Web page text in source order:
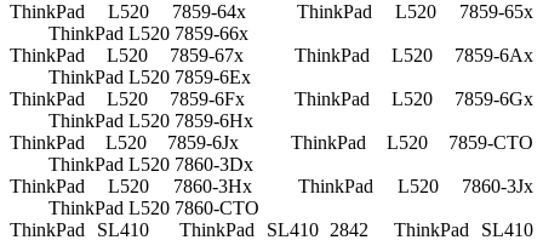
ThinkPad L520 7859-64x
ThinkPad L520 7859-65x
ThinkPad L520 7859-66x
ThinkPad L520 7859-67x
ThinkPad L520 7859-6Ax
ThinkPad L520 7859-6Ex
ThinkPad L520 7859-6Fx
ThinkPad L520 7859-6Gx
ThinkPad L520 7859-6Hx
ThinkPad L520 7859-6Jx
ThinkPad L520 7859-CTO
ThinkPad L520 7860-3Dx
ThinkPad L520 7860-3Hx
ThinkPad L520 7860-3Jx
ThinkPad L520 7860-CTO
ThinkPad SL410
ThinkPad SL410 2842
ThinkPad SL410